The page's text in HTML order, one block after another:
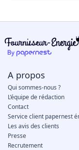
A propos
Qui sommes-nous ?
L’équipe de rédaction
Contact
Service client papernest
Les avis des clients
Presse
Recrutement